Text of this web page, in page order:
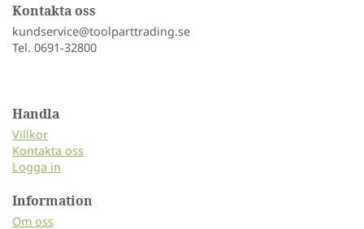
Kontakta oss
kundservice@toolparttrading.se
Tel. 0691-32800
Handla
Villkor
Kontakta oss
Logga in
Information
Om oss